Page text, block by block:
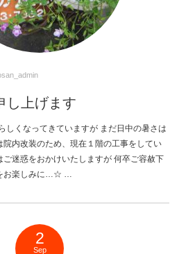
し上げます
しくなってきていますが まだ日中の暑さは
院内改装のため、現在１階の工事をしてい
ご迷惑をおかけいたしますが 何卒ご容赦下
お楽しみに…☆ …
2
Sep